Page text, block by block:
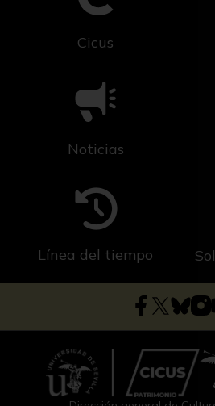
Cicus
Noticias
Línea del tiempo